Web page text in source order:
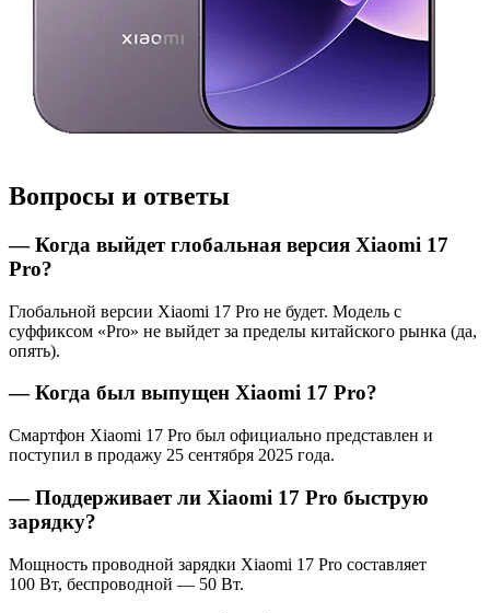
Вопросы и ответы
— Когда выйдет глобальная версия Xiaomi 17
Pro?
Глобальной версии Xiaomi 17 Pro не будет. Модель с
суффиксом «Pro» не выйдет за пределы китайского рынка (да,
опять).
— Когда был выпущен Xiaomi 17 Pro?
Смартфон Xiaomi 17 Pro был официально представлен и
поступил в продажу 25 сентября 2025 года.
— Поддерживает ли Xiaomi 17 Pro быструю
зарядку?
Мощность проводной зарядки Xiaomi 17 Pro составляет
100 Вт, беспроводной — 50 Вт.